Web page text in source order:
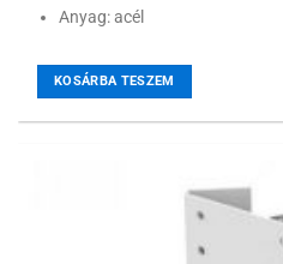
Anyag: acél
KOSÁRBA TESZEM